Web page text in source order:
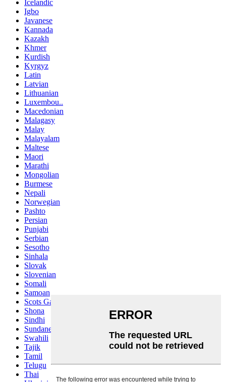
Icelandic
Igbo
Javanese
Kannada
Kazakh
Khmer
Kurdish
Kyrgyz
Latin
Latvian
Lithuanian
Luxembou..
Macedonian
Malagasy
Malay
Malayalam
Maltese
Maori
Marathi
Mongolian
Burmese
Nepali
Norwegian
Pashto
Persian
Punjabi
Serbian
Sesotho
Sinhala
Slovak
Slovenian
Somali
Samoan
Scots Gaelic
Shona
Sindhi
Sundanese
Swahili
Tajik
Tamil
Telugu
Thai